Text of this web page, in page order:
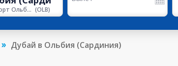
Аэропорт Ольбия Коста Смеральда им. Принца Карима Ага Хана IV (OLB)
Дубай в Ольбия (Сардиния)